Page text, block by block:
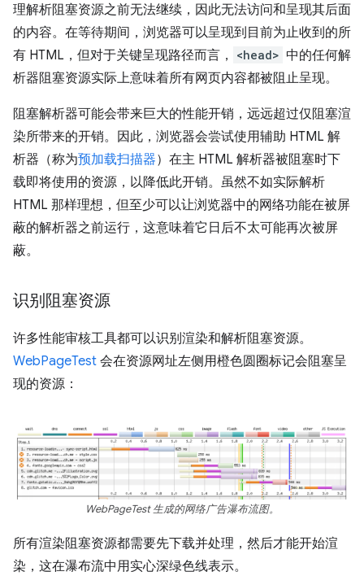
理解析阻塞资源之前无法继续，因此无法访问和呈现其后面
的内容。在等待期间，浏览器可以呈现到目前为止收到的所
有 HTML，但对于关键呈现路径而言，
<head> 中的任何解
析器阻塞资源实际上意味着所有网页内容都被阻止呈现。
阻塞解析器可能会带来巨大的性能开销，远远超过仅阻塞渲
染所带来的开销。因此，浏览器会尝试使用辅助 HTML 解
析器（称为预加载扫描器）在主 HTML 解析器被阻塞时下
载即将使用的资源，以降低此开销。虽然不如实际解析
HTML 那样理想，但至少可以让浏览器中的网络功能在被屏
蔽的解析器之前运行，这意味着它日后不太可能再次被屏
蔽。
识别阻塞资源
许多性能审核工具都可以识别渲染和解析阻塞资源。
WebPageTest 会在资源网址左侧用橙色圆圈标记会阻塞呈
现的资源：
WebPageTest 生成的网络广告瀑布流图。
所有渲染阻塞资源都需要先下载并处理，然后才能开始渲
染，这在瀑布流中用实心深绿色线表示。